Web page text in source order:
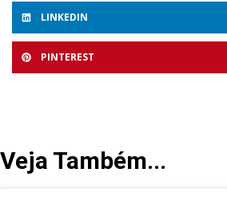
LINKEDIN
PINTEREST
Veja Também...